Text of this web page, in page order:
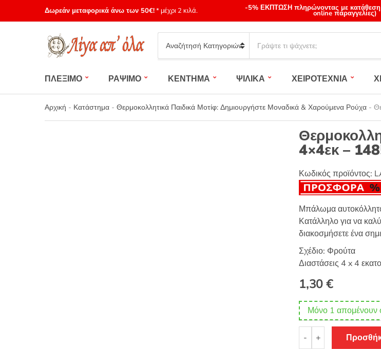
Δωρεάν μεταφορικά άνω των 50€!* μέχρι 2 κιλά. -5% ΕΚΠΤΩΣΗ πληρώνοντας με κατάθεση
online παραγγελίες)
Category
name
a
c
h
p
ΠΛΕΞΙΜΟ ΡΑΨΙΜΟ ΚΕΝΤΗΜΑ ΨΙΛΙΚΑ ΧΕΙΡΟΤΕΧΝΙΑ
Αρχική - Κατάστημα - Θερμοκολλητικά Παιδικά Μοτίφ: Δημιουργήστε Μοναδικά & Χαρούμενα Ρούχα -
4×4εκ –
Κωδικός προϊόντος:
Μπάλωμα
Κατάλληλο για να
διακοσμήσετε ένα
Σχέδιο: Φρούτα
Διαστάσεις 4 x 4
1,30€
Μόνο 1 απομένουν
-
Θερμοκολλητικό
σιδερότυπο
+